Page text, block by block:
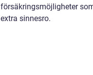
försäkringsmöjligheter
extra sinnesro.